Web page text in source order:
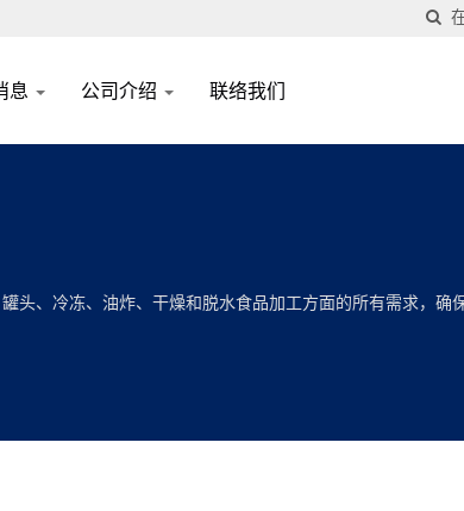
息 公司介绍 联络我们
、冷冻、油炸、干燥和脱水食品加工方面的所有需求，确